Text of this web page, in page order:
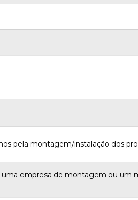
pela montagem/instalação dos
empresa de montagem ou um